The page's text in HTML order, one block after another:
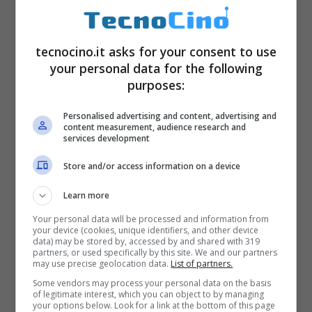
Bean e interfaccia Sense 5
di Ram
GPU Adreno 205
Schermo touchscreenda 4.3 pollici
a risoluzione di 800 x 480 pixel
GPS,Wi-Fi,Bluetooth
tecnocino.it asks for your consent to use
your personal data for the following
purposes:
Personalised advertising and content, advertising and
content measurement, audience research and
services development
Store and/or access information on a device
Learn more
Your personal data will be processed and information from
your device (cookies, unique identifiers, and other device
data) may be stored by, accessed by and shared with 319
partners, or used specifically by this site. We and our partners
may use precise geolocation data. List of partners.
Some vendors may process your personal data on the basis
of legitimate interest, which you can object to by managing
your options below. Look for a link at the bottom of this page